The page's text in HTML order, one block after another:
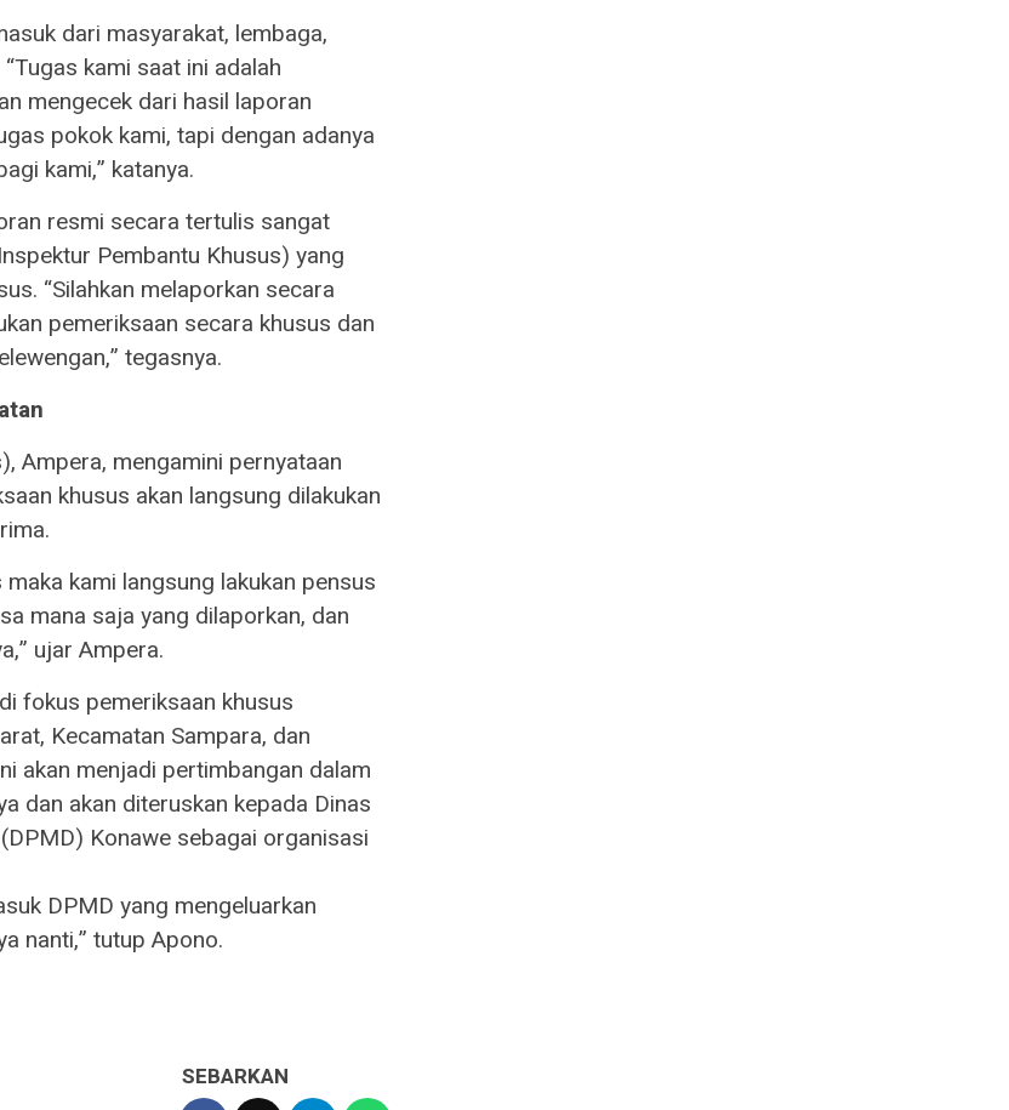
dari masyarakat, lembaga,
kami saat ini adalah
mengecek dari hasil laporan
pokok kami, tapi dengan adanya
kami,” katanya.
resmi secara tertulis sangat
Pembantu Khusus) yang
“Silahkan melaporkan secara
pemeriksaan secara khusus dan
tegasnya.
Ampera, mengamini pernyataan
khusus akan langsung dilakukan
kami langsung lakukan pensus
mana saja yang dilaporkan, dan
ujar Ampera.
fokus pemeriksaan khusus
Kecamatan Sampara, dan
akan menjadi pertimbangan dalam
dan akan diteruskan kepada Dinas
Konawe sebagai organisasi
DPMD yang mengeluarkan
nanti,” tutup Apono.
SEBARKAN